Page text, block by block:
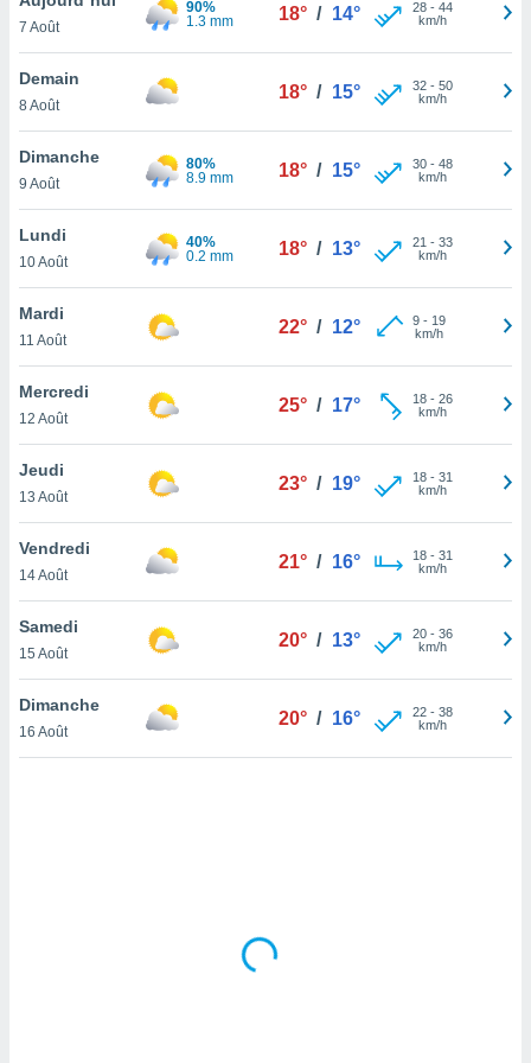
et
»,
au
vous
qu'ils
ou
le
ainsi
un
la
du
en
de
7 Août
90%
1.3 mm
18° / 14° 28- 44
km/h
Demain
8 Août
18° / 15° 32- 50
km/h
Dimanche
9 Août
80%
8.9 mm
18° / 15° 30- 48
km/h
Lundi
10 Août
40%
0.2 mm
18° / 13° 21 - 33
km/h
Mardi
11 Août
22° / 12° 9- 19
km/h
Mercredi
12 Août
25° / 17° 18- 26
km/h
Jeudi
13 Août
23° / 19° 18- 31
km/h
Vendredi
14 Août
21° / 16° 18- 31
km/h
Samedi
15 Août
20° / 13° 20- 36
km/h
Dimanche
16 Août
20° / 16° 22- 38
km/h